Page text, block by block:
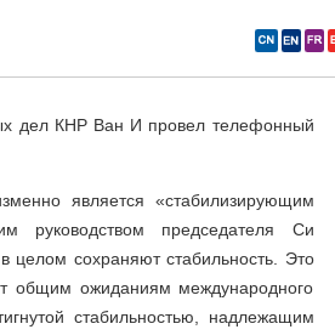
дел КНР Ван И провел телефонный
является «стабилизирующим
руководством председателя Си
сохраняют стабильность. Это
общим ожиданиям международного
стабильностью, надлежащим